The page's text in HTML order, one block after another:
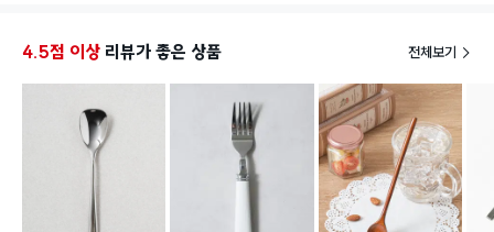
4.5점 이상 리뷰가 좋은 상품 전체보기